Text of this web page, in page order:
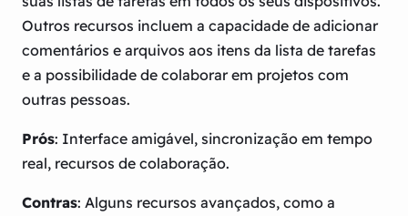
Outros recursos incluem a capacidade de adicionar
comentários e arquivos aos itens da lista de tarefas
e a possibilidade de colaborar em projetos com
outras pessoas.
Prós: Interface amigável, sincronização em tempo
real, recursos de colaboração.
Contras: Alguns recursos avançados, como a